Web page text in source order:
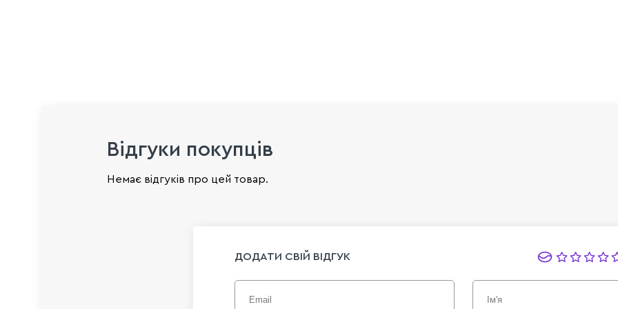
Відгуки покупців
Немає відгуків про цей товар.
ДОДАТИ СВІЙ ВІДГУК